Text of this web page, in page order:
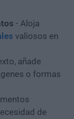
- Aloja
valiosos en
añade
o formas
de